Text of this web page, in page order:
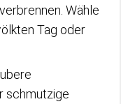
Wähle
Tag oder
schmutzige